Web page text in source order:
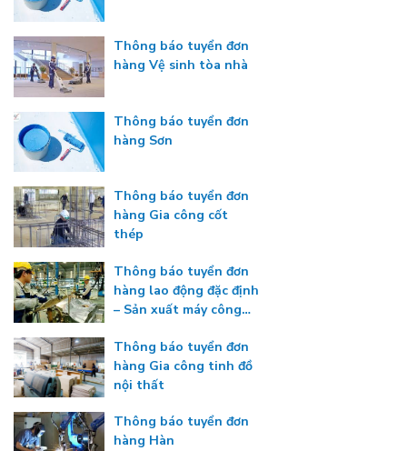
Thông báo tuyển đơn
hàng Vệ sinh tòa nhà
Thông báo tuyển đơn
hàng Sơn
Thông báo tuyển đơn
hàng Gia công cốt
thép
Thông báo tuyển đơn
hàng lao động đặc định
– Sản xuất máy công
Thông báo tuyển đơn
hàng Gia công tinh đồ
nội thất
Thông báo tuyển đơn
hàng Hàn